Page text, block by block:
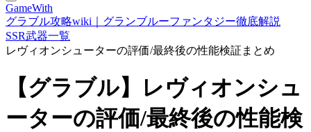
GameWith
グラブル攻略wiki｜グランブルーファンタジー徹底解説
SSR武器一覧
レヴィオンシューターの評価/最終後の性能検証まとめ
【グラブル】レヴィオンシュ
ーターの評価/最終後の性能検